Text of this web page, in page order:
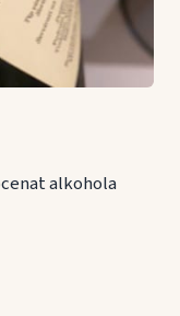
alkohola